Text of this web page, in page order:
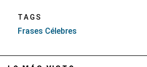
TAGS
Frases Célebres